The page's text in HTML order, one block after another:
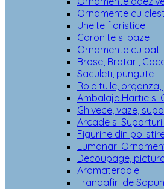
Ornamente cu
Unelte floristice
Coronite si baze
Ornamente cu bat
Brose, Bratari,
Saculeti, pungute
Role tulle,
Ambalaje Hartie si
Ghivece, vaze,
Arcade si
Figurine din
Lumanari
Decoupage,
Aromaterapie
Trandafiri de Sapun